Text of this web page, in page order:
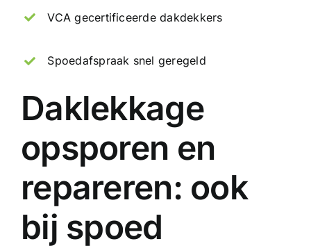
VCA gecertificeerde dakdekkers
Spoedafspraak snel geregeld
Daklekkage
opsporen en
repareren: ook
bij spoed